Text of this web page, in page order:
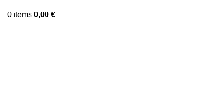
0 items 0,00 €